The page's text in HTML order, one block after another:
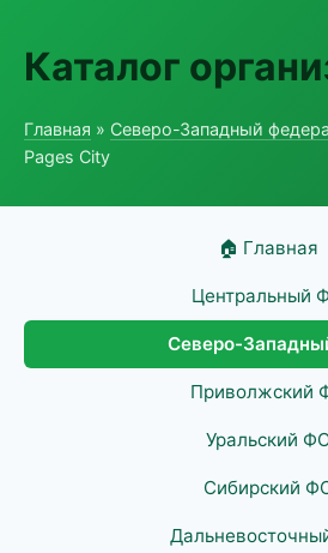
Каталог
Главная » Северо-Западный
Pages City
🏠 Главная
Центральный
Северо-
Приволжский
Уральский
Сибирский